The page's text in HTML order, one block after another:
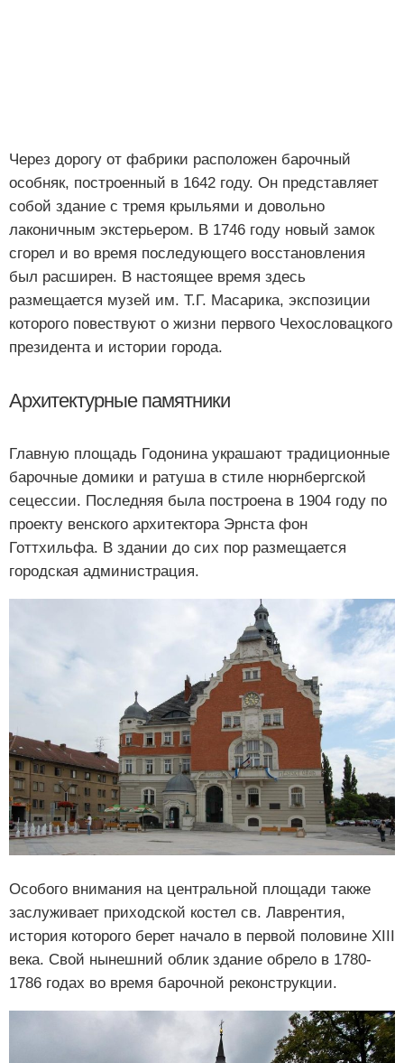
Через дорогу от фабрики расположен барочный
особняк, построенный в 1642 году. Он представляет
собой здание с тремя крыльями и довольно
лаконичным экстерьером. В 1746 году новый замок
сгорел и во время последующего восстановления
был расширен. В настоящее время здесь
размещается музей им. Т.Г. Масарика, экспозиции
которого повествуют о жизни первого Чехословацкого
президента и истории города.
Архитектурные памятники
Главную площадь Годонина украшают традиционные
барочные домики и ратуша в стиле нюрнбергской
сецессии. Последняя была построена в 1904 году по
проекту венского архитектора Эрнста фон
Готтхильфа. В здании до сих пор размещается
городская администрация.
Особого внимания на центральной площади также
заслуживает приходской костел св. Лаврентия,
история которого берет начало в первой половине XIII
века. Свой нынешний облик здание обрело в 1780-
1786 годах во время барочной реконструкции.